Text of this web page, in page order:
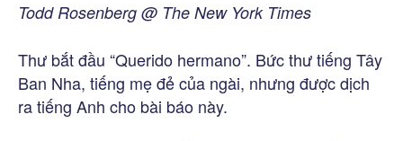
Todd Rosenberg @ The New York Times
Thư bắt đầu “Querido hermano”. Bức thư tiếng Tây
Ban Nha, tiếng mẹ đẻ của ngài, nhưng được dịch
ra tiếng Anh cho bài báo này.